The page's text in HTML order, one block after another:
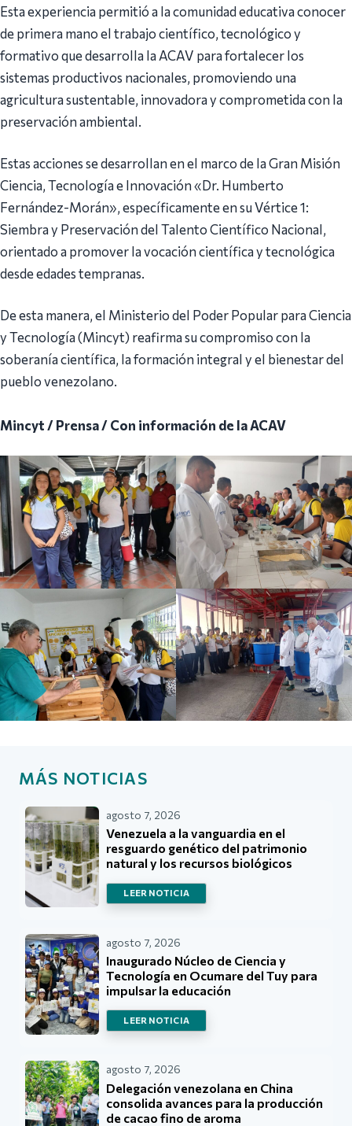
Esta experiencia permitió a la comunidad educativa conocer
de primera mano el trabajo científico, tecnológico y
formativo que desarrolla la ACAV para fortalecer los
sistemas productivos nacionales, promoviendo una
agricultura sustentable, innovadora y comprometida con la
preservación ambiental.
Estas acciones se desarrollan en el marco de la Gran Misión
Ciencia, Tecnología e Innovación «Dr. Humberto
Fernández-Morán», específicamente en su Vértice 1:
Siembra y Preservación del Talento Científico Nacional,
orientado a promover la vocación científica y tecnológica
desde edades tempranas.
De esta manera, el Ministerio del Poder Popular para Ciencia
y Tecnología (Mincyt) reafirma su compromiso con la
soberanía científica, la formación integral y el bienestar del
pueblo venezolano.
Mincyt / Prensa / Con información de la ACAV
MÁS NOTICIAS
agosto 7, 2026
Venezuela a la vanguardia en el
resguardo genético del patrimonio
natural y los recursos biológicos
LEER NOTICIA
agosto 7, 2026
Inaugurado Núcleo de Ciencia y
Tecnología en Ocumare del Tuy para
impulsar la educación
LEER NOTICIA
agosto 7, 2026
Delegación venezolana en China
consolida avances para la producción
de cacao fino de aroma